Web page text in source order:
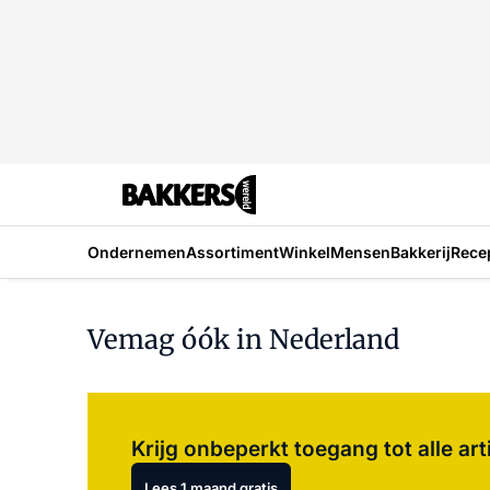
OndernemenAssortimentWinkelMensenBakkerij
Vemag óók in Nederland
Krijg onbeperkt toegang tot alle